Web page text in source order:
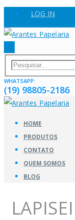
LOG IN
WHATSAPP:
(19) 98805-2186
HOME
PRODUTOS
CONTATO
QUEM SOMOS
BLOG